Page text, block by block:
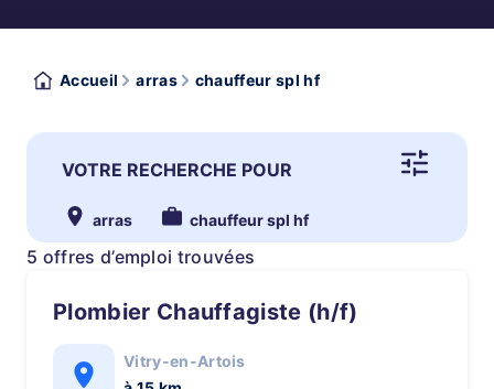
Accueil arras chauffeur spl hf
VOTRE RECHERCHE POUR
arras chauffeur spl hf
5 offres d’emploi trouvées
Plombier Chauffagiste (h/f)
Vitry-en-Artois